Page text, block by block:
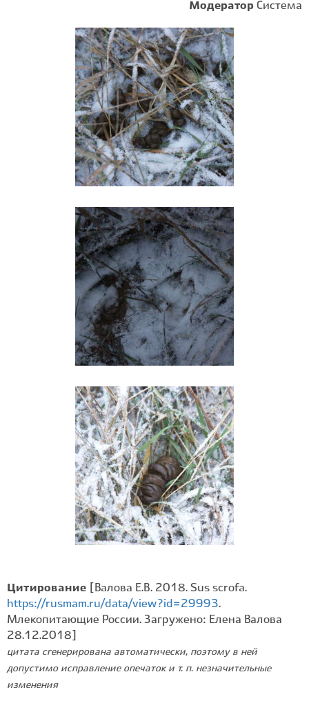
Модератор Система
Цитирование
[Валова Е.В. 2018. Sus scrofa.
https://rusmam.ru/data/view?id=29993.
Млекопитающие России. Загружено: Елена Валова
28.12.2018]
цитата сгенерирована автоматически, поэтому в ней
допустимо исправление опечаток и т. п. незначительные
изменения